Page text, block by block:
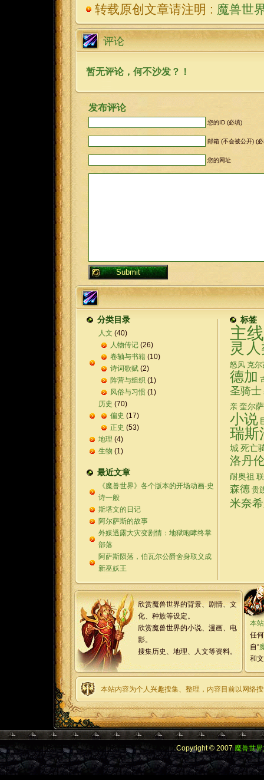
转载原创文章请注明 : 魔兽世
评论
暂无评论，何不沙发？！
发布评论
您的ID (必填)
邮箱 (不会被公开) (
您的网址
分类目录
人文 (40)
人物传记 (26)
卷轴与书籍 (10)
诗词歌赋 (2)
阵营与组织 (1)
风俗与习惯 (1)
历史 (70)
偏史 (17)
正史 (53)
地理 (4)
生物 (1)
最近文章
《魔兽世界》各个版本的开场动画-史
诗一般
斯塔文的日记
阿尔萨斯的故事
外媒透露大灾变剧情：地狱咆哮终掌
部落
阿萨斯陨落，伯瓦尔公爵舍身取义成
新巫妖王
标签
主
灵
怒风 克
德加
圣骑士
亲 奎尔
小说
瑞斯
城死亡
洛丹
耐奥祖
森德 贵
米奈
欣赏魔兽世界的背景、剧情、文
化、种族等设定。
欣赏魔兽世界的小说、漫画、电
影。
搜集历史、地理、人文等资料。
本站
任
自“
和
本站内容为个人兴趣搜集、整理，内容目前以网络
Copyright © 2007魔兽世